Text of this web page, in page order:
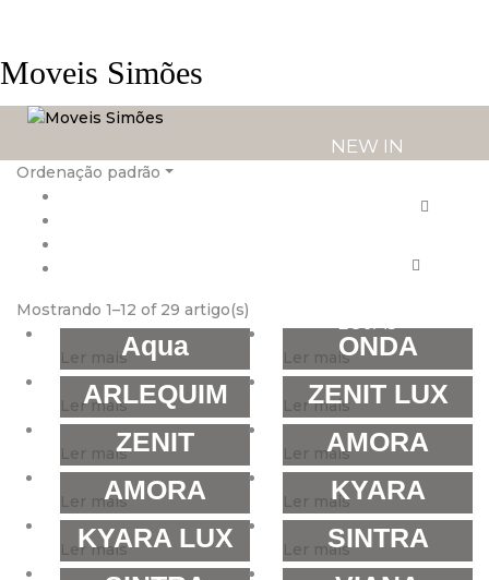
Moveis Simões
NEW IN
LOJAS
Ordenação padrão
Mostrando 1–12 of 29 artigo(s)
Ler maisAqua Ler maisONDA
Ler mais
ARLEQUIM Ler mais
ZENIT LUX
Ler maisZENIT Ler maisAMORA
Ler maisAMORA Ler maisKYARA
Ler mais
KYARA LUX Ler maisSINTRA